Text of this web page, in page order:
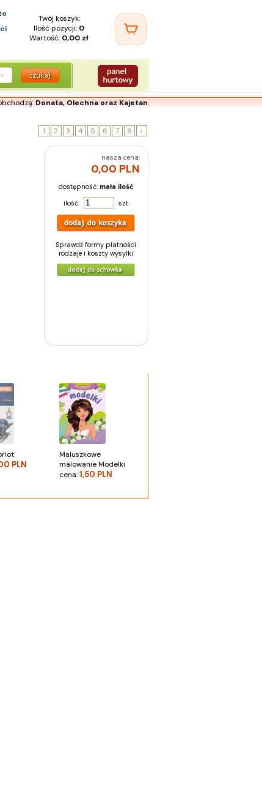
Twój koszyk:
Ilość pozycji: 0
Wartość: 0,00 zł
Donata, Olechna oraz Kajetan.
1 2 3 4 5 6 7 8 >
nasza cena:
0,00 PLN
dostępność: mała ilość
ilość:
szt.
Sprawdź formy płatności
rodzaje i koszty wysyłki
PLN
Maluszkowe
malowanie Modelki
cena:1,50 PLN